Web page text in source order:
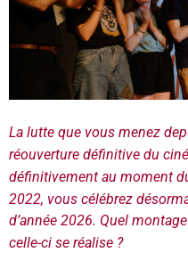
La lutte que vous menez
réouverture définitive du
définitivement au moment
2022, vous célébrez
d’année 2026. Quel
celle-ci se réalise ?